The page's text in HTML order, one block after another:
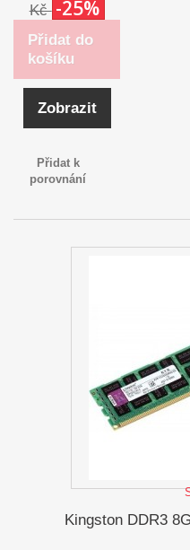
Kč -25%
Přidat do
košíku
Zobrazit
Přidat k
porovnání
Kingston DDR3